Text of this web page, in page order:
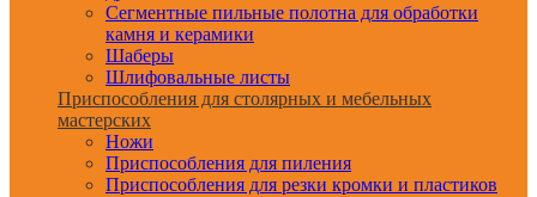
Сегментные пильные полотна для обработки
камня и керамики
Шаберы
Шлифовальные листы
Приспособления для столярных и мебельных
мастерских
Ножи
Приспособления для пиления
Приспособления для резки кромки и пластиков